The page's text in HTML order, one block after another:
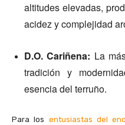
altitudes elevadas,
acidez y complejidad
D.O. Cariñena: La
tradición y
esencia del terruño.
Para los entusiastas del